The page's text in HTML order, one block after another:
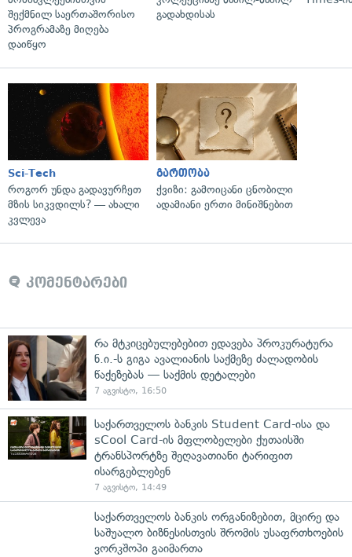
შექმნილ საერთაშორისო
პროგრამაზე მიღება
დაიწყო
გადახდისას
Sci-Tech
როგორ უნდა გადავურჩეთ
მზის სიკვდილს? — ახალი
კვლევა
გართობა
ქვიზი: გამოიცანი ცნობილი
ადამიანი ერთი მინიშნებით
კომენტარები
რა მტკიცებულებებით ედავება პროკურატურა
ნ.ი.-ს გიგა ავალიანის საქმეზე ძალადობის
წაქეზებას — საქმის დეტალები
7 აგვისტო, 16:50
საქართველოს ბანკის Student Card-ისა და
sCool Card-ის მფლობელები ქუთაისში
ტრანსპორტზე შეღავათიანი ტარიფით
ისარგებლებენ
7 აგვისტო, 14:49
საქართველოს ბანკის ორგანიზებით, მცირე და
საშუალო ბიზნესისთვის შრომის უსაფრთხოების
ვორკშოპი გაიმართა